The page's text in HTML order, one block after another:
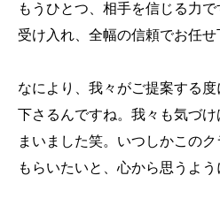
もうひとつ、相手を信じる力
受け入れ、全幅の信頼でお任せ
なにより、我々がご提案する
下さるんですね。我々も気づ
まいました笑。いつしかこの
もらいたいと、心から思うよう